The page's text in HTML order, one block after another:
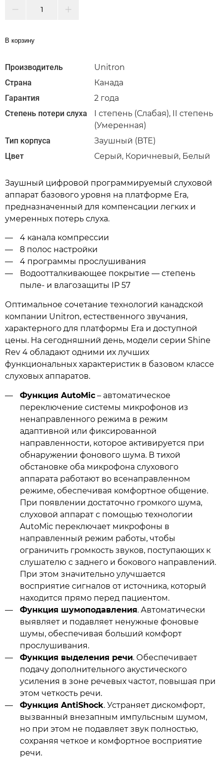
В корзину
Производитель
Unitron
Страна
Канада
Гарантия
2 года
Степень потери слуха
I степень (Слабая), II степень
(Умеренная)
Тип корпуса
Заушный (BTE)
Цвет
Серый, Коричневый, Белый
Заушный цифровой программируемый слуховой
аппарат базового уровня на платформе Era,
предназначенный для компенсации легких и
умеренных потерь слуха.
4 канала компрессии
8 полос настройки
4 программы прослушивания
Водоотталкивающее покрытие — степень
пыле- и влагозащиты IP 57
Оптимальное сочетание технологий канадской
компании Unitron, естественного звучания,
характерного для платформы Era и доступной
цены. На сегодняшний день, модели cерии Shine
Rev 4 обладают одними их лучших
функциональных характеристик в базовом классе
слуховых аппаратов.
Функция AutoMic– автоматическое
переключение системы микрофонов из
ненаправленного режима в режим
адаптивной или фиксированной
направленности, которое активируется при
обнаружении фонового шума. В тихой
обстановке оба микрофона слухового
аппарата работают во всенаправленном
режиме, обеспечивая комфортное общение.
При появлении достаточно громкого шума,
слуховой аппарат с помощью технологии
AutoMic переключает микрофоны в
направленный режим работы, чтобы
ограничить громкость звуков, поступающих к
слушателю с заднего и бокового направлений.
При этом значительно улучшается
восприятие сигналов от источника, который
находится прямо перед пациентом.
Функция шумоподавления. Автоматически
выявляет и подавляет ненужные фоновые
шумы, обеспечивая больший комфорт
прослушивания.
Функция выделения речи. Обеспечивает
подачу дополнительного акустического
усиления в зоне речевых частот, повышая при
этом четкость речи.
Функция AntiShock. Устраняет дискомфорт,
вызванный внезапным импульсным шумом,
но при этом не подавляет звук полностью,
сохраняя четкое и комфортное восприятие
речи.